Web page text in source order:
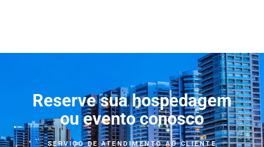
Reserve sua hospedagem
ou evento conosco
SERVIÇO DE ATENDIMENTO AO CLIENTE